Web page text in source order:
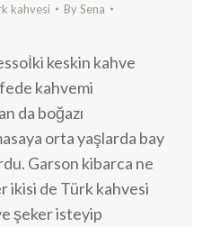
kahvesi BySena
keskin kahve
kahvemi
da boğazı
orta yaşlarda bay
Garson kibarca ne
ikisi de Türk kahvesi
şeker isteyip